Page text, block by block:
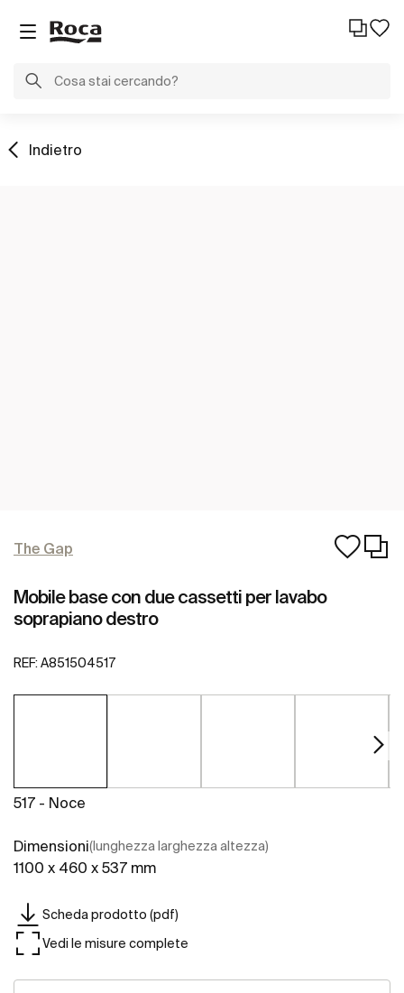
Indietro
The Gap
Mobile base con due cassetti per lavabo
soprapiano destro
REF: A851504517
517 - Noce
Dimensioni(lunghezza larghezza altezza)
1100 x 460 x 537 mm
Scheda prodotto (pdf)
Vedi le misure complete